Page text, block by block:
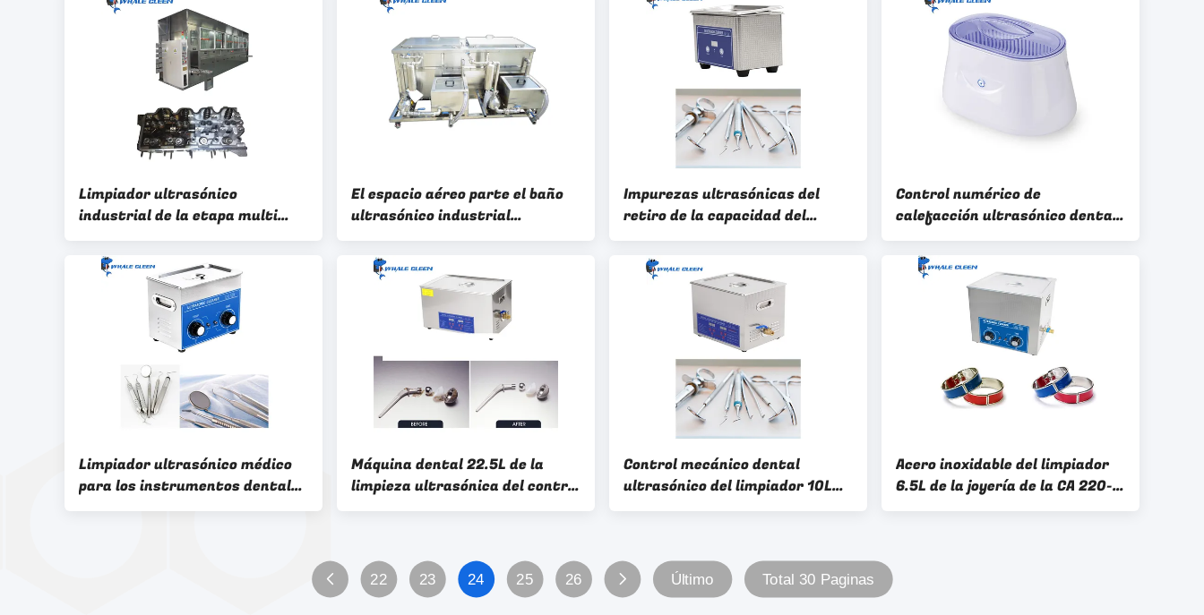
Limpiador ultrasónico
industrial de la etapa multi
automatizado completamente
para la pieza de la electrónica
El espacio aéreo parte el baño
ultrasónico industrial
industrial de Sonic Cleaner
3600W 40KHz
Impurezas ultrasónicas del
retiro de la capacidad del
limpiador 800ml de Digitaces
de las herramientas dentales
Control numérico de
calefacción ultrasónico dental
médico del poder 2500ml del
limpiador 50W
Limpiador ultrasónico médico
para los instrumentos dentales
4.1KG los 24x13.5x10cm
Máquina dental 22.5L de la
limpieza ultrasónica del control
numérico para la oficina dental
Control mecánico dental
ultrasónico del limpiador 10L
del instrumento del tanque
Acero inoxidable del limpiador
6.5L de la joyería de la CA 220-
240V Hydrosonic con Heater
22 23 24 25 26 Último Total 30 Paginas